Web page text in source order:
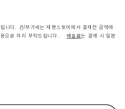
니다. 관/부가세는 재팬스토어에서 결재한 금액에
용으로 처리 부탁드립니다. 배송료는 결제 시 일본